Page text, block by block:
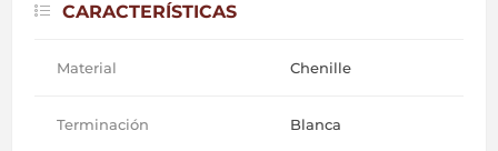
CARACTERÍSTICAS
Material Chenille
Terminación Blanca